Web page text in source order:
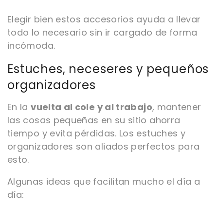
Elegir bien estos accesorios ayuda a llevar
todo lo necesario sin ir cargado de forma
incómoda.
Estuches, neceseres y pequeños
organizadores
En lavuelta al cole y al trabajo, mantener
las cosas pequeñas en su sitio ahorra
tiempo y evita pérdidas. Los estuches y
organizadores son aliados perfectos para
esto.
Algunas ideas que facilitan mucho el día a
día: